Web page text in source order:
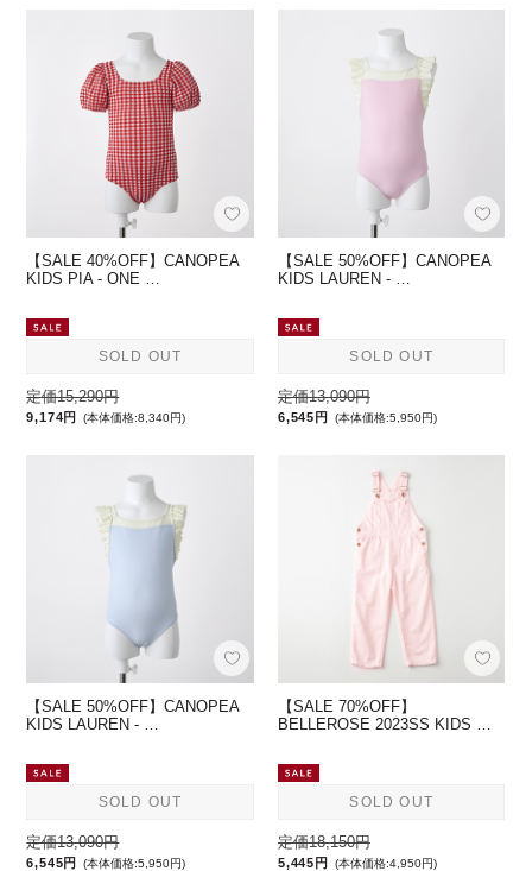
【SALE 40%OFF】CANOPEA
KIDS PIA - ONE …
SOLD OUT
定価15,290円
9,174円 (本体価格:8,340円)
【SALE 50%OFF】CANOPEA
KIDS LAUREN - …
SOLD OUT
定価13,090円
6,545円 (本体価格:5,950円)
【SALE 50%OFF】CANOPEA
KIDS LAUREN - …
SOLD OUT
定価13,090円
6,545円 (本体価格:5,950円)
【SALE 70%OFF】
BELLEROSE 2023SS KIDS …
SOLD OUT
定価18,150円
5,445円 (本体価格:4,950円)